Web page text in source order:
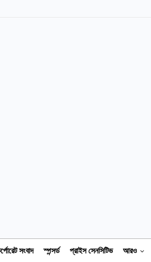
সংবাদ স্পন্সর্ড প্রাইস সেনসিটিভ আরও